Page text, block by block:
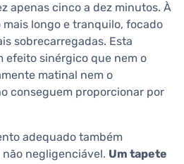
apenas cinco a dez minutos. À
longo e tranquilo, focado
sobrecarregadas. Esta
efeito sinérgico que nem o
matinal nem o
conseguem proporcionar por
adequado também
negligenciável. Um tapete